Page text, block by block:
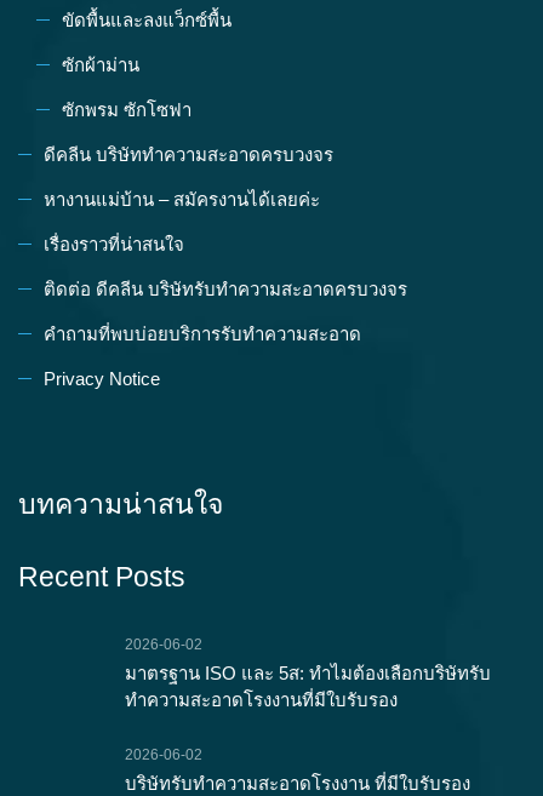
ขัดพื้นและลงแว็กซ์พื้น
ซักผ้าม่าน
ซักพรม ซักโซฟา
ดีคลีน บริษัททำความสะอาดครบวงจร
หางานแม่บ้าน – สมัครงานได้เลยค่ะ
เรื่องราวที่น่าสนใจ
ติดต่อ ดีคลีน บริษัทรับทำความสะอาดครบวงจร
คำถามที่พบบ่อยบริการรับทำความสะอาด
Privacy Notice
บทความน่าสนใจ
Recent Posts
2026-06-02
มาตรฐาน ISO และ 5ส: ทำไมต้องเลือกบริษัทรับ
ทำความสะอาดโรงงานที่มีใบรับรอง
2026-06-02
บริษัทรับทำความสะอาดโรงงาน ที่มีใบรับรอง